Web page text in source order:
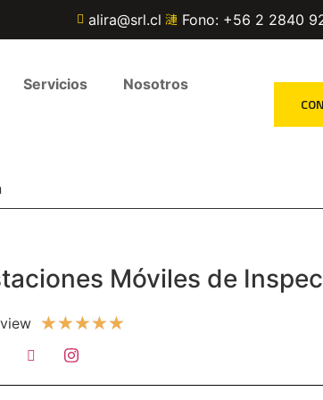
alira@srl.cl Fono: +56 2 2840
Servicios Nosotros
Móviles de
★★★★★